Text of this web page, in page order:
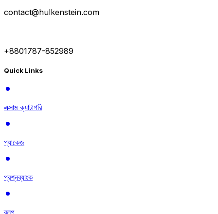
contact@hulkenstein.com
+8801787-852989
Quick Links
এক্সাম ক্যাটাগরি
প্যাকেজ
প্রশ্নব্যাংক